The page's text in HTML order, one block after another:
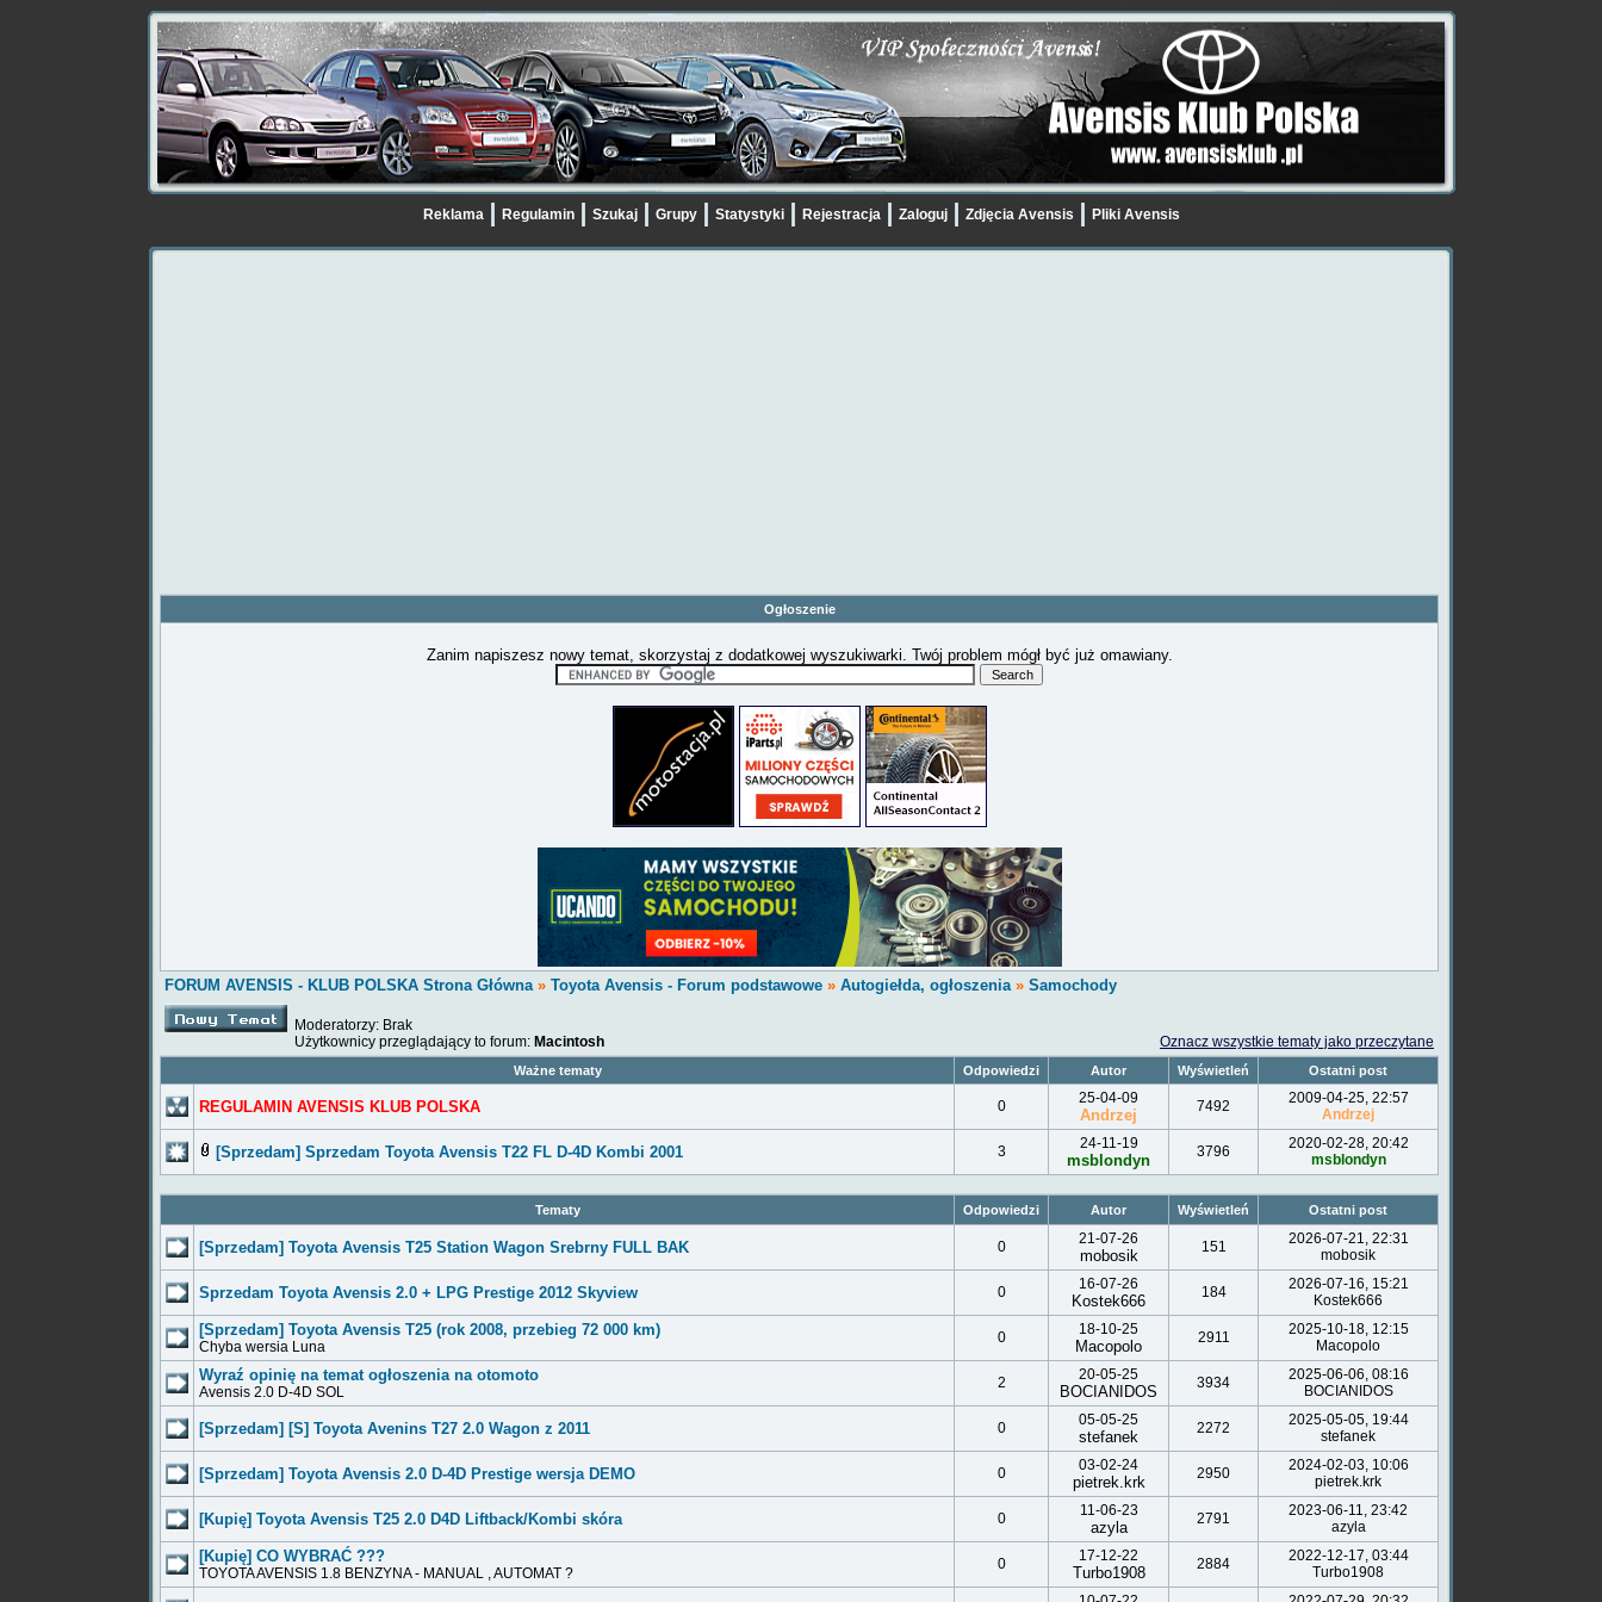
Reklama Regulamin Szukaj Grupy Statystyki Rejestracja Zaloguj Zdjęcia Avensis Pliki Avensis
Ogłoszenie
Zanim napiszesz nowy temat, skorzystaj z dodatkowej wyszukiwarki. Twój problem mógł być już omawiany.
FORUM AVENSIS - KLUB POLSKA Strona Główna» Toyota Avensis - Forum podstawowe » Autogiełda, ogłoszenia» Samochody
Moderatorzy: Brak
Użytkownicy przeglądający to forum: Macintosh Oznacz wszystkie tematy jako przeczytane
Ważne tematy Odpowiedzi Autor Wyświetleń Ostatni post
REGULAMIN AVENSIS KLUB POLSKA 0 25-04-09
Andrzej 7492
2009-04-25, 22:57
Andrzej
[Sprzedam] Sprzedam Toyota Avensis T22 FL D-4D Kombi 2001 3 24-11-19
msblondyn 3796
2020-02-28, 20:42
msblondyn
Tematy Odpowiedzi Autor Wyświetleń Ostatni post
[Sprzedam] Toyota Avensis T25 Station Wagon Srebrny FULL BAK 0 21-07-26
mobosik 151
2026-07-21, 22:31
mobosik
Sprzedam Toyota Avensis 2.0 + LPG Prestige 2012 Skyview 0 16-07-26
Kostek666 184
2026-07-16, 15:21
Kostek666
[Sprzedam] Toyota Avensis T25 (rok 2008, przebieg 72 000 km)
Chyba wersia Luna
0 18-10-25
Macopolo 2911
2025-10-18, 12:15
Macopolo
Wyraź opinię na temat ogłoszenia na otomoto
Avensis 2.0 D-4D SOL
2 20-05-25
BOCIANIDOS 3934
2025-06-06, 08:16
BOCIANIDOS
[Sprzedam] [S] Toyota Avenins T27 2.0 Wagon z 2011 0 05-05-25
stefanek 2272
2025-05-05, 19:44
stefanek
[Sprzedam] Toyota Avensis 2.0 D-4D Prestige wersja DEMO 0 03-02-24
pietrek.krk 2950
2024-02-03, 10:06
pietrek.krk
[Kupię] Toyota Avensis T25 2.0 D4D Liftback/Kombi skóra 0 11-06-23
azyla 2791
2023-06-11, 23:42
azyla
[Kupię] CO WYBRAĆ ???
TOYOTA AVENSIS 1.8 BENZYNA - MANUAL , AUTOMAT ?
0 17-12-22
Turbo1908 2884
2022-12-17, 03:44
Turbo1908